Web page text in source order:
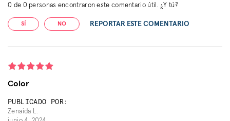
0 de 0 personas encontraron este comentario útil. ¿Y tú?
SÍ NO REPORTAR ESTE COMENTARIO
Color
PUBLICADO POR:
Zenaida L.